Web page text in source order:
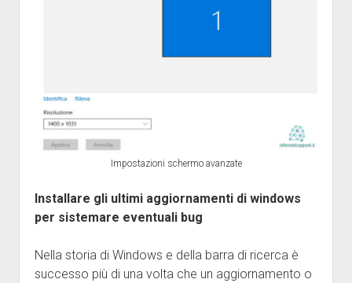
Impostazioni schermo avanzate
Installare gli ultimi aggiornamenti di windows
per sistemare eventuali bug
Nella storia di Windows e della barra di ricerca è
successo più di una volta che un aggiornamento o